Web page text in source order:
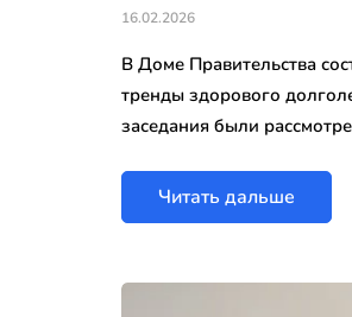
16.02.2026
В Доме Правительства
тренды здорового
заседания были
Читать дальше